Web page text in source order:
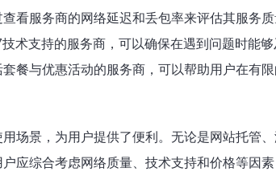
看服务商的网络延迟和丢包率来评估其服务质
术支持的服务商，可以确保在遇到问题时能够
餐与优惠活动的服务商，可以帮助用户在有限
场景，为用户提供了便利。无论是网站托管
应综合考虑网络质量、技术支持和价格等因素